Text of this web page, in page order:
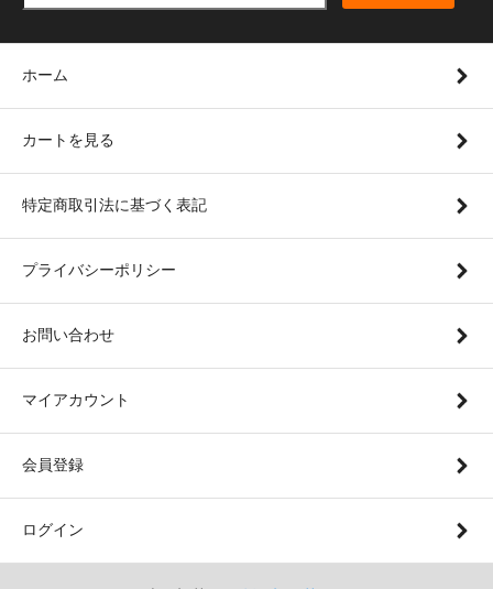
ホーム
カートを見る
特定商取引法に基づく表記
プライバシーポリシー
お問い合わせ
マイアカウント
会員登録
ログイン